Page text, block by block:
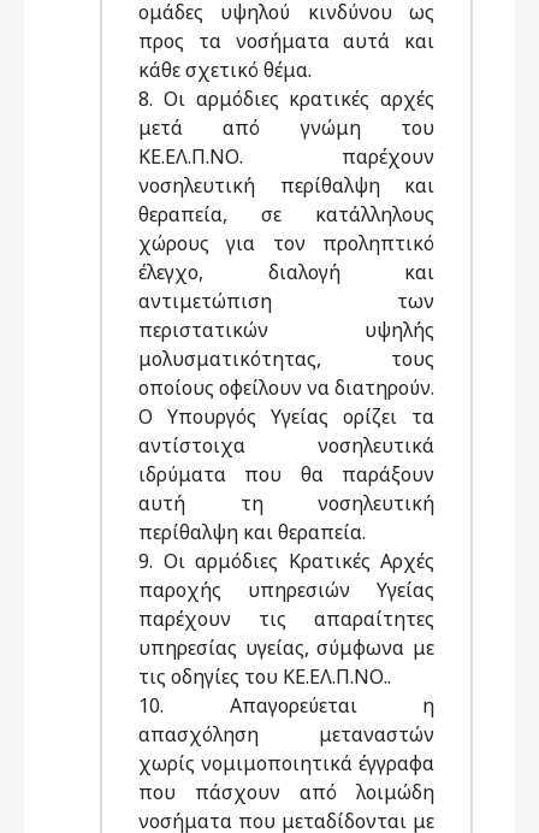
ομάδες υψηλού κινδύνου ως
προς τα νοσήματα αυτά και
κάθε σχετικό θέμα.
8. Οι αρμόδιες κρατικές αρχές
μετά από γνώμη του
ΚΕ.ΕΛ.Π.ΝΟ. παρέχουν
νοσηλευτική περίθαλψη και
θεραπεία, σε κατάλληλους
χώρους για τον προληπτικό
έλεγχο, διαλογή και
αντιμετώπιση των
περιστατικών υψηλής
μολυσματικότητας, τους
οποίους οφείλουν να διατηρούν.
Ο Υπουργός Υγείας ορίζει τα
αντίστοιχα νοσηλευτικά
ιδρύματα που θα παράξουν
αυτή τη νοσηλευτική
περίθαλψη και θεραπεία.
9. Οι αρμόδιες Κρατικές Αρχές
παροχής υπηρεσιών Υγείας
παρέχουν τις απαραίτητες
υπηρεσίας υγείας, σύμφωνα με
τις οδηγίες του ΚΕ.ΕΛ.Π.ΝΟ..
10. Απαγορεύεται η
απασχόληση μεταναστών
χωρίς νομιμοποιητικά έγγραφα
που πάσχουν από λοιμώδη
νοσήματα που μεταδίδονται με